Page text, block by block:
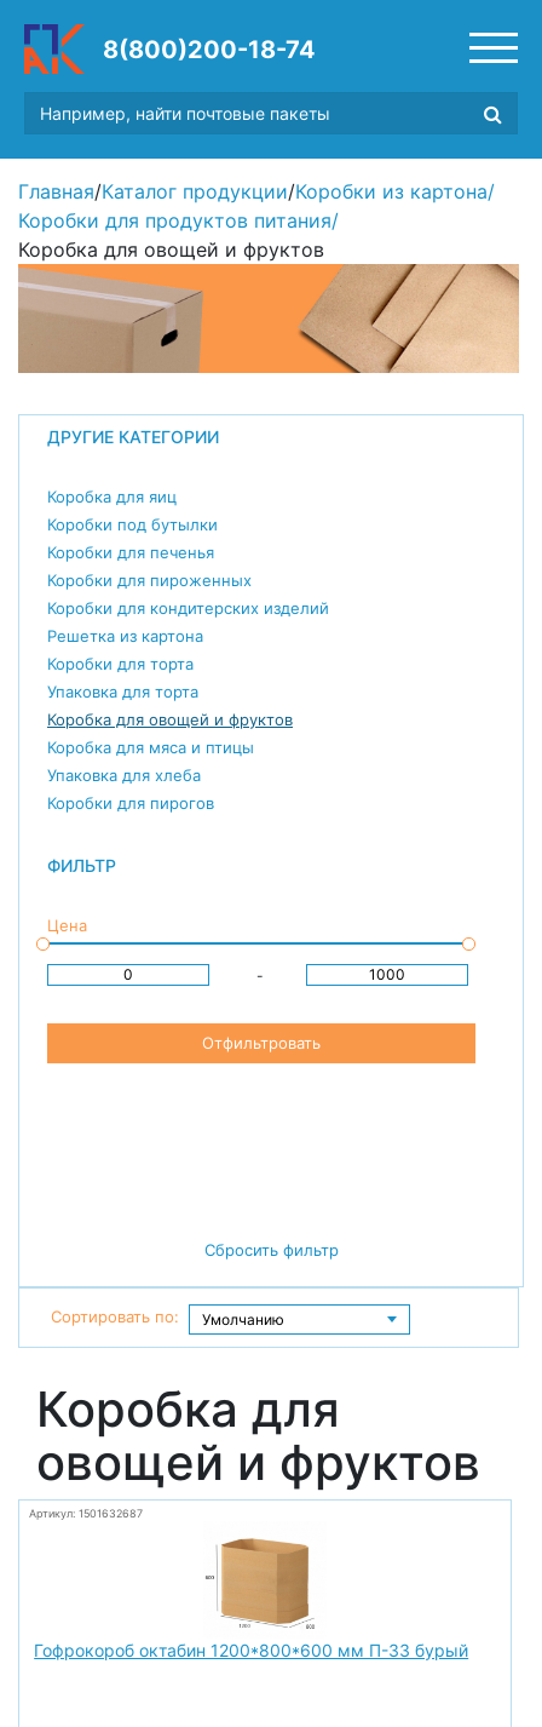
8(800)200-18-74
Главная/Каталог продукции/Коробки из картона/
Коробки для продуктов питания/
Коробка для овощей и фруктов
ДРУГИЕ КАТЕГОРИИ
Коробка для яиц
Коробки под бутылки
Коробки для печенья
Коробки для пироженных
Коробки для кондитерских изделий
Решетка из картона
Коробки для торта
Упаковка для торта
Коробка для овощей и фруктов
Коробка для мяса и птицы
Упаковка для хлеба
Коробки для пирогов
ФИЛЬТР
Цена
-
Отфильтровать
Сбросить фильтр
Сортировать по:
Коробка для
овощей и фруктов
Артикул: 1501632687
Гофрокороб октабин 1200*800*600 мм П-33 бурый